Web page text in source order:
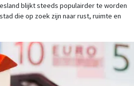
blijkt steeds populairder te worden
die op zoek zijn naar rust, ruimte en